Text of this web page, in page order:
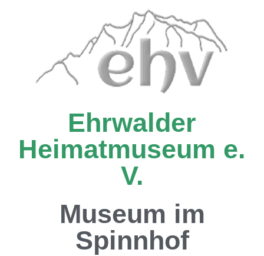
Ehrwalder
Heimatmuseum e.
V.
Museum im
Spinnhof